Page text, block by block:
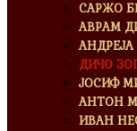
САРЖО
АВРАМ
ДИЧО
ЈОСИФ
АНТОН
ИВАН